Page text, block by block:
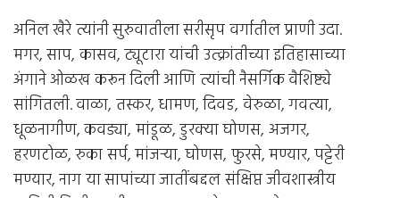
अनिल खैरे त्यांनी सुरुवातीला सरीसृप वर्गातील प्राणी उदा.
मगर, साप, कासव, ट्यूटारा यांची उत्क्रांतीच्या इतिहासाच्या
अंगाने ओळख करून दिली आणि त्यांची नैसर्गिक वैशिष्ट्ये
सांगितली. वाळा, तस्कर, धामण, दिवड, वेरुळा, गवत्या,
धूळनागीण, कवड्या, मांडूळ, डुरक्या घोणस, अजगर,
हरणटोळ, रुका सर्प, मांजर्‍या, घोणस, फुरसे, मण्यार, पट्टेरी
मण्यार, नाग या सापांच्या जातींबद्दल संक्षिप्त जीवशास्त्रीय